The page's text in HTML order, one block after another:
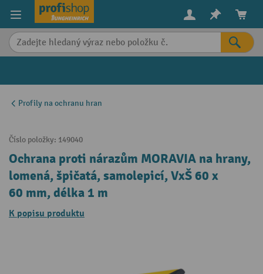
content
Profily na ochranu hran
Číslo položky: 149040
Ochrana proti nárazům MORAVIA na hrany,
lomená, špičatá, samolepicí, VxŠ 60 x
60 mm, délka 1 m
K popisu produktu